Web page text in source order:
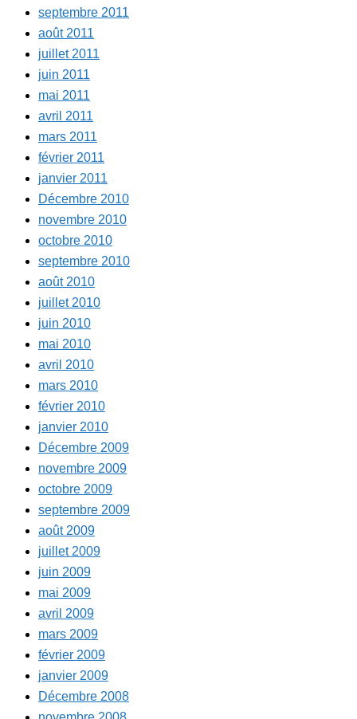
septembre 2011
août 2011
juillet 2011
juin 2011
mai 2011
avril 2011
mars 2011
février 2011
janvier 2011
Décembre 2010
novembre 2010
octobre 2010
septembre 2010
août 2010
juillet 2010
juin 2010
mai 2010
avril 2010
mars 2010
février 2010
janvier 2010
Décembre 2009
novembre 2009
octobre 2009
septembre 2009
août 2009
juillet 2009
juin 2009
mai 2009
avril 2009
mars 2009
février 2009
janvier 2009
Décembre 2008